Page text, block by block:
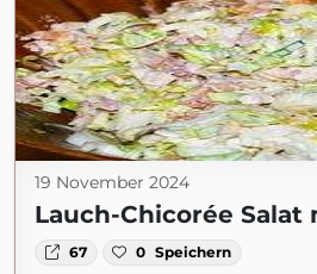
19 November 2024
Lauch-Chicorée Salat
67 0 Speichern